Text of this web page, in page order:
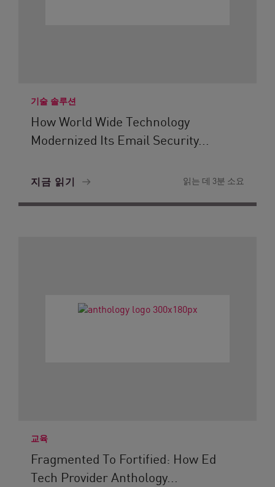
기술 솔루션
How World Wide Technology
Modernized Its Email Security...
지금 읽기 읽는 데 3분 소요
교육
Fragmented To Fortified: How Ed
Tech Provider Anthology...